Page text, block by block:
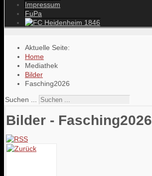
Impressum
FuPa
Aktuelle Seite:
Home
Mediathek
Bilder
Fasching2026
Suchen ...
Bilder - Fasching2026